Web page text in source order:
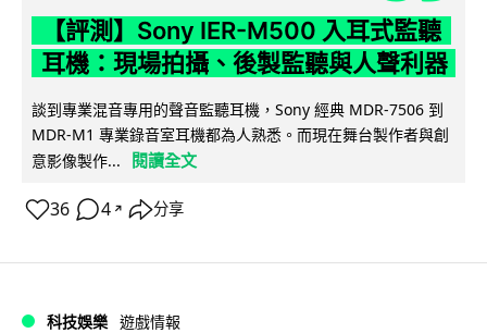
【評測】Sony IER-M500 入耳式監聽
耳機：現場拍攝、後製監聽與人聲利器
談到專業混音專用的聲音監聽耳機，Sony 經典 MDR-7506 到
MDR-M1 專業錄音室耳機都為人熟悉。而現在舞台製作者與創
意影像製作...
閱讀全文
36 4 ↗ 分享
科技娛樂 遊戲情報